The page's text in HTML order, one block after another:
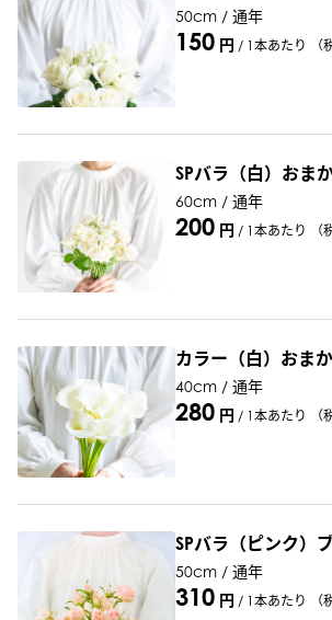
50cm / 通年
150 円 / 1本あたり （
SPバラ（白）おま
60cm / 通年
200 円 / 1本あたり （
カラー（白）おま
40cm / 通年
280 円 / 1本あたり （
SPバラ（ピンク）
50cm / 通年
310 円 / 1本あたり （